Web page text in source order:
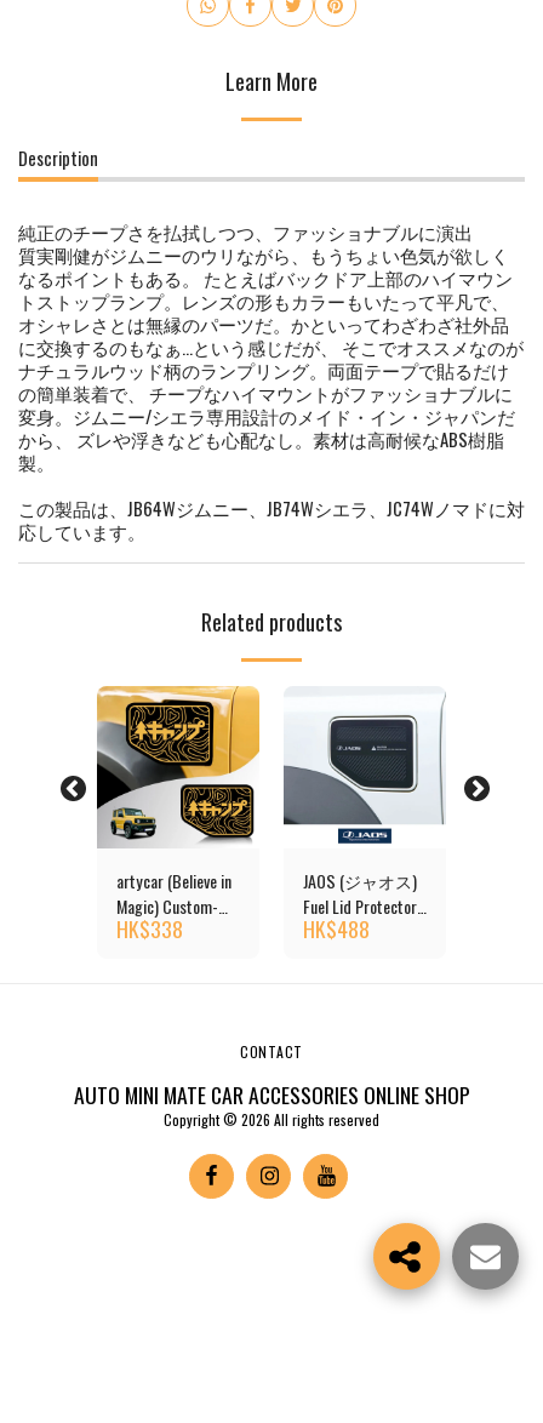
Learn More
Description
純正のチープさを払拭しつつ、ファッショナブルに演出
質実剛健がジムニーのウリながら、もうちょい色気が欲しく
なるポイントもある。 たとえばバックドア上部のハイマウン
トストップランプ。レンズの形もカラーもいたって平凡で、
オシャレさとは無縁のパーツだ。かといってわざわざ社外品
に交換するのもなぁ…という感じだが、 そこでオススメなのが
ナチュラルウッド柄のランプリング。両面テープで貼るだけ
の簡単装着で、 チープなハイマウントがファッショナブルに
変身。ジムニー/シエラ専用設計のメイド・イン・ジャパンだ
から、 ズレや浮きなども心配なし。素材は高耐候なABS樹脂
製。
この製品は、JB64Wジムニー、JB74Wシエラ、JC74Wノマドに対
応しています。
Related products
artycar (Believe in
Magic) Custom-
Made SUZUKI
HK$338
JAOS (ジャオス)
Fuel Lid Protector
for Suzuki Jimny
HK$488
AUTO MINI MATE CAR ACCESSORIES ONLINE SHOP
Copyright © 2026 All rights reserved
CONTACT